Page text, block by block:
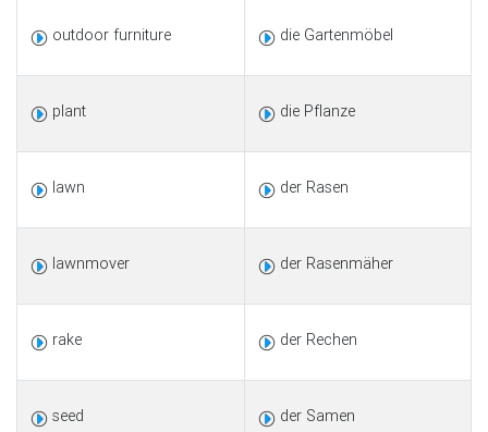
outdoor furniture die Gartenmöbel
plant die Pflanze
lawn der Rasen
lawnmover der Rasenmäher
rake der Rechen
seed der Samen